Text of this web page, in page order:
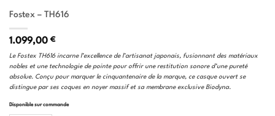
Fostex – TH616
1.099,00 €
Le Fostex TH616 incarne l’excellence de l’artisanat japonais, fusionnant des matériaux
nobles et une technologie de pointe pour offrir une restitution sonore d’une pureté
absolue. Conçu pour marquer le cinquantenaire de la marque, ce casque ouvert se
distingue par ses coques en noyer massif et sa membrane exclusive Biodyna.
Disponible sur commande